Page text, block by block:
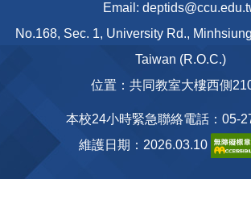
Email:
No.168, Sec. 1, University Rd.,
Taiwan (R.O.C.)
位置：共同教室大樓西側
本校24小時緊急聯絡電話：05-
維護日期：2026.03.10